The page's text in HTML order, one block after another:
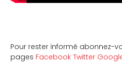
Pour rester informé abonnez-
pages Facebook Twitter